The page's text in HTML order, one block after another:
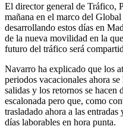
El director general de Tráfico,
mañana en el marco del
desarrollando estos días en
de la nueva movilidad en la
futuro del tráfico será
Navarro ha explicado que los
periodos vacacionales ahora
salidas y los retornos se hacen
escalonada pero que, como
trasladado ahora a las
días laborables en hora punta.